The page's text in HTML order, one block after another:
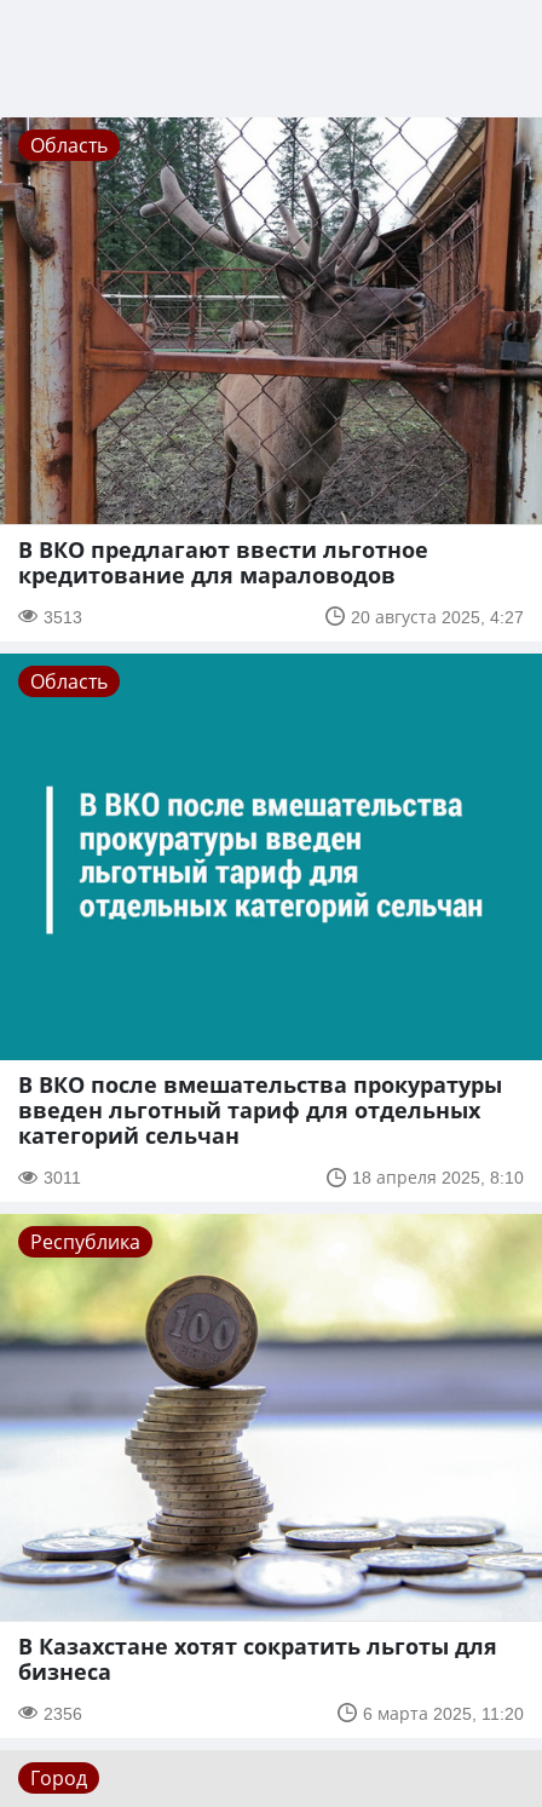
Область
В ВКО предлагают ввести льготное
кредитование для мараловодов
3513 20 августа 2025, 4:27
Область
В ВКО после вмешательства прокуратуры
введен льготный тариф для отдельных
категорий сельчан
3011 18 апреля 2025, 8:10
Республика
В Казахстане хотят сократить льготы для
бизнеса
2356 6 марта 2025, 11:20
Город